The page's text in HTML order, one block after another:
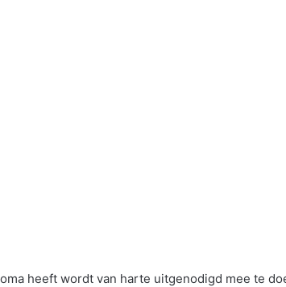
heeft wordt van harte uitgenodigd mee te